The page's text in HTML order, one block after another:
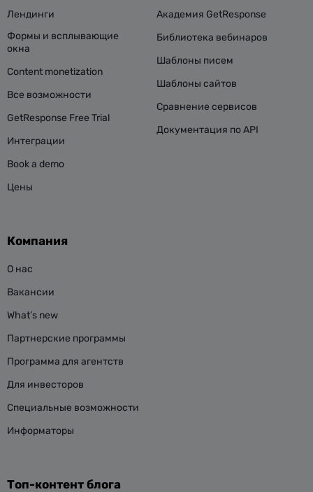
Лендинги
Формы и всплывающие
окна
Content monetization
Все возможности
GetResponse Free Trial
Интеграции
Book a demo
Цены
Академия GetResponse
Библиотека вебинаров
Шаблоны писем
Шаблоны сайтов
Сравнение сервисов
Документация по API
Компания
О нас
Вакансии
What’s new
Партнерские программы
Программа для агентств
Для инвесторов
Специальные возможности
Информаторы
Топ-контент блога